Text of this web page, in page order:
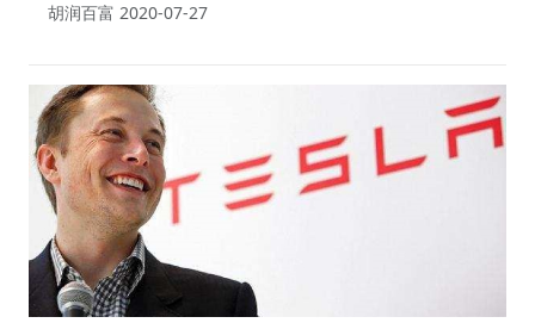
本土农业企业。农业是国民经济发展的基础，作为农
果。
胡润百富 2020-07-27